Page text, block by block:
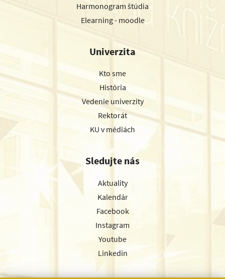
Harmonogram štúdia
Elearning - moodle
Univerzita
Kto sme
História
Vedenie univerzity
Rektorát
KU v médiách
Sledujte nás
Aktuality
Kalendár
Facebook
Instagram
Youtube
Linkedin